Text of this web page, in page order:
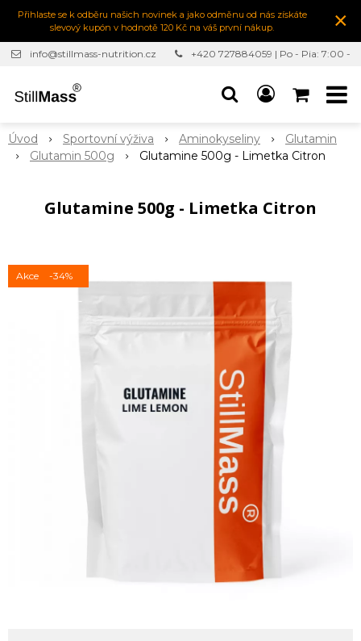
Přihlaste se k odběru našich novinek a jako odměnu od nás získáte
slevový kupón v hodnotě 120 Kč na váš první nákup.
×
info@stillmass-nutrition.cz
+420 727884059 | Po - Pia: 7:00 -
Úvod Sportovní výživa Aminokyseliny
Glutamin
Glutamin 500g
Glutamine 500g - Limetka Citron
Glutamine 500g - Limetka Citron
Akce -34%